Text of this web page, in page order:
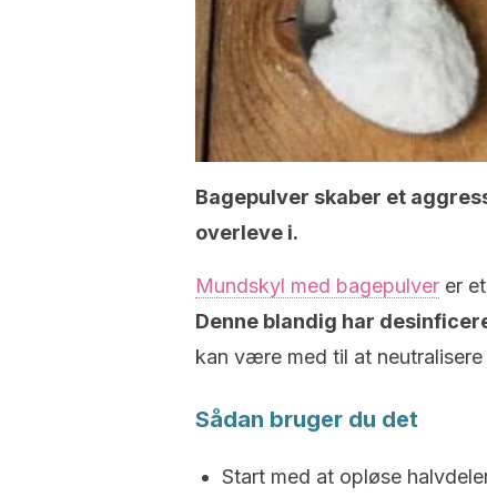
Bagepulver skaber et
overleve i.
Mundskyl med bagepulver er
Denne blandig har
kan være med til at
Sådan bruger du det
Start med at opløse